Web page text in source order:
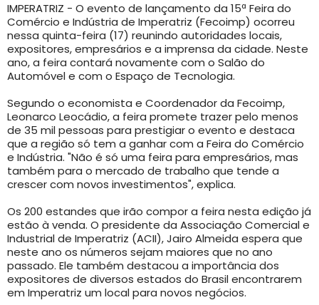
IMPERATRIZ - O evento de lançamento da 15ª Feira do
Comércio e Indústria de Imperatriz (Fecoimp) ocorreu
nessa quinta-feira (17) reunindo autoridades locais,
expositores, empresários e a imprensa da cidade. Neste
ano, a feira contará novamente com o Salão do
Automóvel e com o Espaço de Tecnologia.
Segundo o economista e Coordenador da Fecoimp,
Leonarco Leocádio, a feira promete trazer pelo menos
de 35 mil pessoas para prestigiar o evento e destaca
que a região só tem a ganhar com a Feira do Comércio
e Indústria. "Não é só uma feira para empresários, mas
também para o mercado de trabalho que tende a
crescer com novos investimentos", explica.
Os 200 estandes que irão compor a feira nesta edição já
estão à venda. O presidente da Associação Comercial e
Industrial de Imperatriz (ACII), Jairo Almeida espera que
neste ano os números sejam maiores que no ano
passado. Ele também destacou a importância dos
expositores de diversos estados do Brasil encontrarem
em Imperatriz um local para novos negócios.